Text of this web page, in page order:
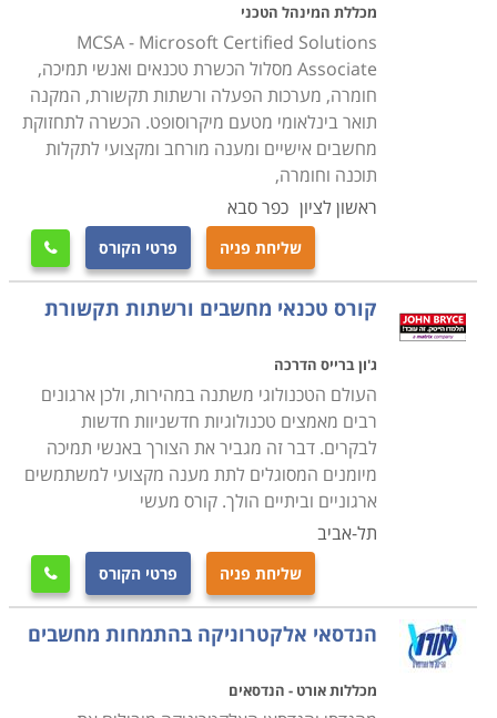
מה מקבלים בסוף הקורס
סיום הלימודים מזכה את המשתתפים בתעודת טכנאי שירות
או תחזוקת מחשבים בהתאם למסלול הלימודים ולמכללה
שבה נלמד הקורס. פרק הזמן הדרוש משתנה מקורס לקורס,
והתשלום קשור באופן ישיר למשך זמן הלימודים. קיימים לא
מעט קורסים בתחום שמוכרים ללימודים על חשבון הפיקדון
לחיילים משוחררים או שמוצעים במסגרת קורסים על חשבון
מחפשים עוד מידע
קרא בקטגורית קורס טכנאי מחשבים את פירוט הקורסים,
בחר את הקורס המתאים, מלא את הפרטים ואנחנו נחזור
אליך בהקדם.
מכללת המינהל הטכני
MCSA - Microsoft Certified Solutions
Associate מסלול הכשרת טכנאים ואנשי תמיכה,
חומרה, מערכות הפעלה ורשתות תקשורת, המקנה
תואר בינלאומי מטעם מיקרוסופט. הכשרה לתחזוקת
מחשבים אישיים ומענה מורחב ומקצועי לתקלות
תוכנה וחומרה,
ראשון לציון כפר סבא
שליחת פניה פרטי הקורס 
קורס טכנאי מחשבים ורשתות תקשורת
ג'ון ברייס הדרכה
העולם הטכנולוגי משתנה במהירות, ולכן ארגונים
רבים מאמצים טכנולוגיות חדשניוות חדשות
לבקרים. דבר זה מגביר את הצורך באנשי תמיכה
מיומנים המסוגלים לתת מענה מקצועי למשתמשים
ארגוניים וביתיים הולך. קורס מעשי
תל-אביב
שליחת פניה פרטי הקורס 
הנדסאי אלקטרוניקה בהתמחות מחשבים
מכללות אורט - הנדסאים